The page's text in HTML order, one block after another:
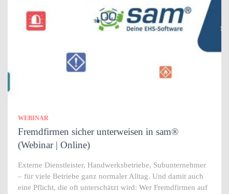
WEBINAR
Fremdfirmen sicher unterweisen in sam®
(Webinar | Online)
Externe Dienstleister, Handwerksbetriebe, Subunternehmer
– für viele Betriebe ganz normaler Alltag. Und damit auch
eine Pflicht, die oft unterschätzt wird: Wer Fremdfirmen auf